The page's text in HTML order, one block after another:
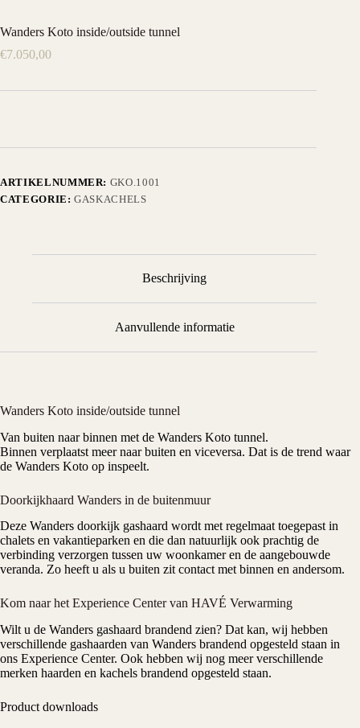
Wanders Koto inside/outside tunnel
€7.050,00
ARTIKELNUMMER: GKO.1001
CATEGORIE:GASKACHELS
Beschrijving
Aanvullende informatie
Wanders Koto inside/outside tunnel
Van buiten naar binnen met de Wanders Koto tunnel.
Binnen verplaatst meer naar buiten en viceversa. Dat is de trend waar
de Wanders Koto op inspeelt.
Doorkijkhaard Wanders in de buitenmuur
Deze Wanders doorkijk gashaard wordt met regelmaat toegepast in
chalets en vakantieparken en die dan natuurlijk ook prachtig de
verbinding verzorgen tussen uw woonkamer en de aangebouwde
veranda. Zo heeft u als u buiten zit contact met binnen en andersom.
Kom naar het Experience Center van HAVÉ Verwarming
Wilt u de Wanders gashaard brandend zien? Dat kan, wij hebben
verschillende gashaarden van Wanders brandend opgesteld staan in
ons Experience Center. Ook hebben wij nog meer verschillende
merken haarden en kachels brandend opgesteld staan.
Product downloads